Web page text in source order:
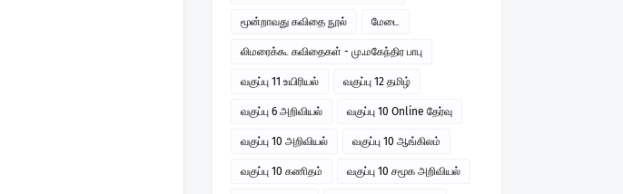
மூன்றாவது கவிதை நூல் மேடை
லிமரைக்கூ கவிதைகள் - மு.மகேந்திர பாபு
வகுப்பு 11 உயிரியல் வகுப்பு 12 தமிழ்
வகுப்பு 6 அறிவியல் வகுப்பு 10 Online தேர்வு
வகுப்பு 10 அறிவியல் வகுப்பு 10 ஆங்கிலம்
வகுப்பு 10 கணிதம் வகுப்பு 10 சமூக அறிவியல்